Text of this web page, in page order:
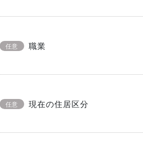
任意 職業
任意 現在の住居区分